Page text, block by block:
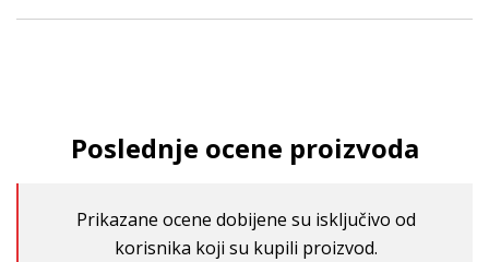
Poslednje ocene proizvoda
Prikazane ocene dobijene su isključivo od
korisnika koji su kupili proizvod.